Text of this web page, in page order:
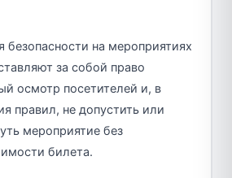
безопасности на мероприятиях
за собой право
осмотр посетителей и, в
правил, не допустить или
мероприятие без
билета.